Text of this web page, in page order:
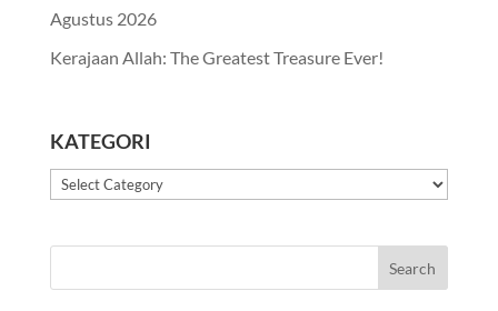
Agustus 2026
Kerajaan Allah: The Greatest Treasure Ever!
KATEGORI
Kategori